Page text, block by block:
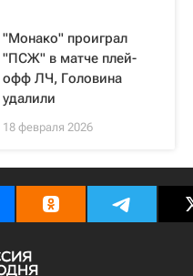
"Монако" проиграл
"ПСЖ" в матче плей-
офф ЛЧ, Головина
удалили
18 февраля 2026